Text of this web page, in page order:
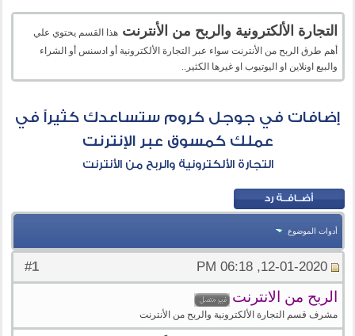
التجارة الألكترونية والربح من الأنترنت هذا القسم يحتوي علي
أهم طرق الربح من الأنترنت سواء عبر التجارة الألكترونية أو ادسنس أو الشراء
والبيع اونلاين او اليوتيوب او غيرها الكثير..
إضافات في جوجل كروم ستساعدك كثيراً في
عملك كمسوق عبر الإنترنت
التجارة الألكترونية والربح من الأنترنت
أدوات الموضوع
#
1 12-01-2020, 06:18 PM
الربح من الانترنت
مشرف قسم التجارة الألكترونية والربح من الأنترنت